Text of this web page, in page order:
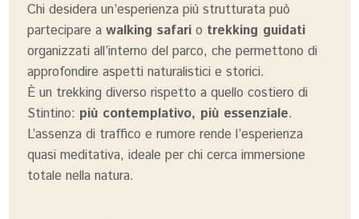
Chi desidera un’esperienza più strutturata può
partecipare a walking safario trekking guidati
organizzati all’interno del parco, che permettono di
approfondire aspetti naturalistici e storici.
È un trekking diverso rispetto a quello costiero di
Stintino: più contemplativo, più essenziale.
L’assenza di traffico e rumore rende l’esperienza
quasi meditativa, ideale per chi cerca immersione
totale nella natura.